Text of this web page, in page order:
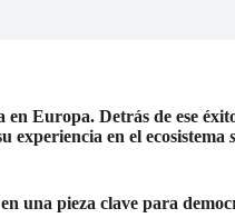
Europa. Detrás de ese
experiencia en el ecosistema
una pieza clave para